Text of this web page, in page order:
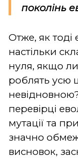
поколінь
Отже, як тоді
настільки
нуля, якщо
роблять усю
перевірці
мутації та
значно
висновок,